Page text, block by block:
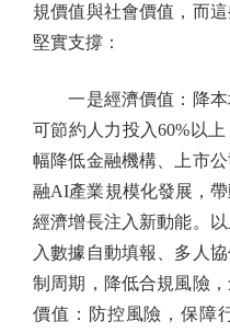
規價值與社會價值，而
堅實支撐：
一是經濟價值：降本
可節約人力投入60%以
幅降低金融機構、上市
融AI產業規模化發展，
經濟增長注入新動能。
入數據自動填報、多人
制周期，降低合規風險
價值：防控風險，保障